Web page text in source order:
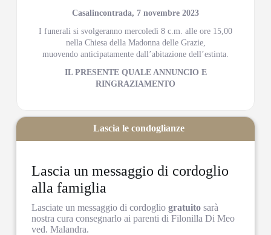
Casalincontrada, 7 novembre 2023
I funerali si svolgeranno mercoledì 8 c.m. alle ore 15,00
nella Chiesa della Madonna delle Grazie,
muovendo anticipatamente dall’abitazione dell’estinta.
IL PRESENTE QUALE ANNUNCIO E
RINGRAZIAMENTO
Lascia un messaggio di cordoglio
alla famiglia
Lasciate un messaggio di cordogliogratuito sarà
nostra cura consegnarlo ai parenti di Filonilla Di Meo
ved. Malandra.
Lascia le condoglianze